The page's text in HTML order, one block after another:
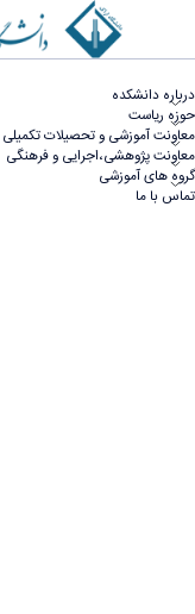
درباره دانشکده
حوزه ریاست
معاونت آموزشی و تحصیلات تکمیلی
معاونت پژوهشی،اجرایی و فرهنگی
گروه های آموزشی
تماس با ما
اولین پیش نشست